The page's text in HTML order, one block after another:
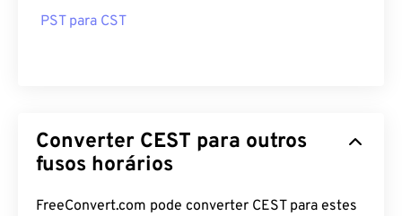
PST para CST
Converter CEST para outros
fusos horários
FreeConvert.com pode converter CEST para estes